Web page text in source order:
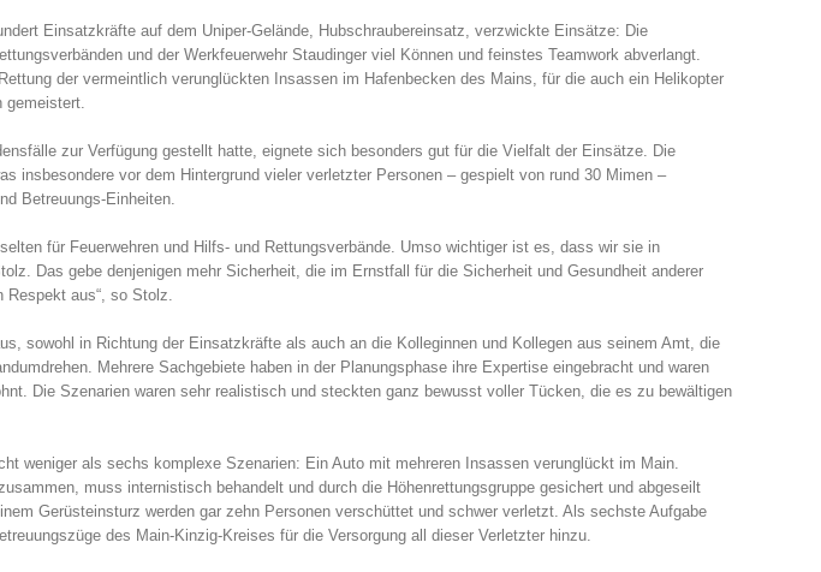
Einsatzkräfte auf dem Uniper-Gelände, Hubschraubereinsatz, verzwickte Einsätze: Die
und der Werkfeuerwehr Staudinger viel Können und feinstes Teamwork abverlangt.
der vermeintlich verunglückten Insassen im Hafenbecken des Mains, für die auch ein Helikopter
zur Verfügung gestellt hatte, eignete sich besonders gut für die Vielfalt der Einsätze. Die
insbesondere vor dem Hintergrund vieler verletzter Personen – gespielt von rund 30 Mimen –
Betreuungs-Einheiten.
für Feuerwehren und Hilfs- und Rettungsverbände. Umso wichtiger ist es, dass wir sie in
Das gebe denjenigen mehr Sicherheit, die im Ernstfall für die Sicherheit und Gesundheit anderer
aus“, so Stolz.
sowohl in Richtung der Einsatzkräfte als auch an die Kolleginnen und Kollegen aus seinem Amt, die
Mehrere Sachgebiete haben in der Planungsphase ihre Expertise eingebracht und waren
Die Szenarien waren sehr realistisch und steckten ganz bewusst voller Tücken, die es zu bewältigen
weniger als sechs komplexe Szenarien: Ein Auto mit mehreren Insassen verunglückt im Main.
muss internistisch behandelt und durch die Höhenrettungsgruppe gesichert und abgeseilt
Gerüsteinsturz werden gar zehn Personen verschüttet und schwer verletzt. Als sechste Aufgabe
des Main-Kinzig-Kreises für die Versorgung all dieser Verletzter hinzu.